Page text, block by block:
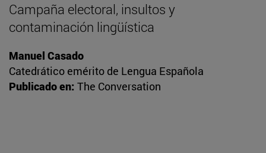
Campaña electoral, insultos y
contaminación lingüística
Manuel Casado
Catedrático emérito de Lengua Española
Publicado en: The Conversation